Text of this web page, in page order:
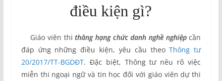
điều kiện gì?
Giáo viên thithăng hạng chức danh nghề nghiệpcần
đáp ứng những điều kiện, yêu cầu theoThông tư
20/2017/TT-BGDĐT. Đặc biệt, Thông tư nêu rõ việc
miễn thi ngoại ngữ và tin học đối với giáo viên dự thi